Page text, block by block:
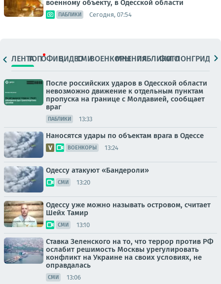
военному объекту, в Одесской области
ПАБЛИКИ Сегодня, 07:54
ЛЕНТАТОПОФИЦ.ВИДЕОСМИВОЕНКОРЫМНЕНИЯПАБЛИКИ
ФОТОЛОНГРИДЫ
После российских ударов в Одесской области
невозможно движение к отдельным пунктам
пропуска на границе с Молдавией, сообщает
враг
ПАБЛИКИ 13:33
Наносятся удары по объектам врага в Одессе
ВОЕНКОРЫ 13:24
Одессу атакуют «Бандероли»
СМИ 13:20
Одессу уже можно называть островом, считает
Шейх Тамир
СМИ 13:10
Ставка Зеленского на то, что террор против РФ
ослабит решимость Москвы урегулировать
конфликт на Украине на своих условиях, не
оправдалась
СМИ 13:06